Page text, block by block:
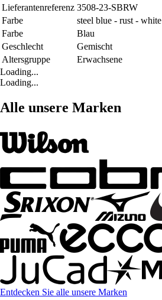
Lieferantenreferenz 3508-23-SBRW
Farbe
steel blue - rust - white
Farbe
Blau
Geschlecht
Gemischt
Altersgruppe
Erwachsene
Loading...
Loading...
Alle unsere Marken
Entdecken Sie alle unsere Marken